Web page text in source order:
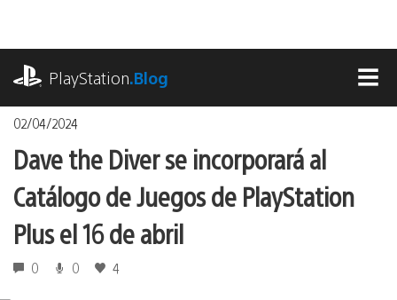
contenido
PlayStation.Blog
02/04/2024
Dave the Diver se incorporará al
Catálogo de Juegos de PlayStation
Plus el 16 de abril
0 0 4